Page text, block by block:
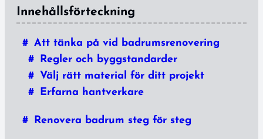
Innehållsförteckning
Att tänka på vid badrumsrenovering
Regler och byggstandarder
Välj rätt material för ditt projekt
Erfarna hantverkare
Renovera badrum steg för steg